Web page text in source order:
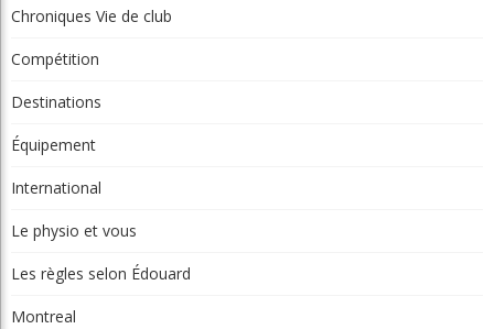
Chroniques Vie de club
Compétition
Destinations
Équipement
International
Le physio et vous
Les règles selon Édouard
Montreal